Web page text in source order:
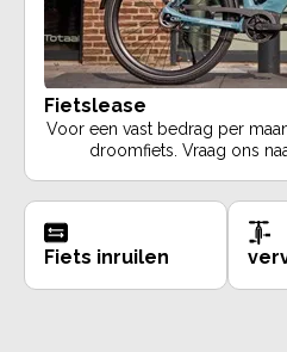
Fietslease
Voor een vast bedrag per
droomfiets. Vraag ons
Fiets inruilen